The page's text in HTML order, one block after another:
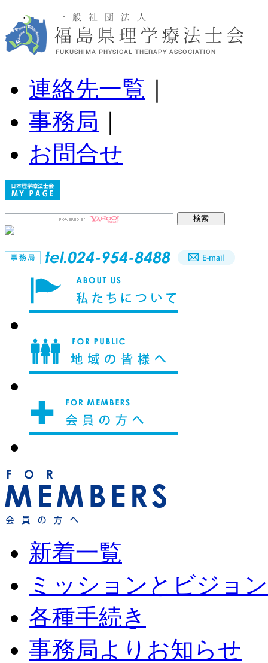
連絡先一覧
事務局
お問合せ
新着一覧
ミッションとビジョン
各種手続き
事務局よりお知らせ